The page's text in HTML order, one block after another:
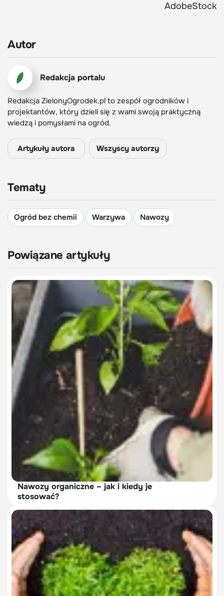
AdobeStock
Autor
Redakcja portalu
Redakcja ZielonyOgrodek.pl to zespół ogrodników i
projektantów, który dzieli się z wami swoją praktyczną
wiedzą i pomysłami na ogród.
Artykuły autora Wszyscy autorzy
Tematy
Ogród bez chemii Warzywa Nawozy
Powiązane artykuły
Nawozy organiczne – jak i kiedy je
stosować?